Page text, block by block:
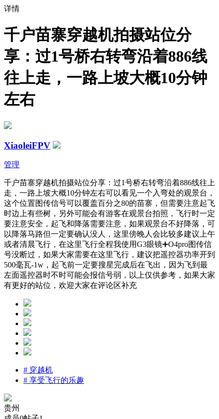
详情
千户苗寨穿越机拍摄站位分
享：过1号桥右转弯沿着886线
往上走，一路上坡大概10分钟
左右
XiaoleiFPV
管理
千户苗寨穿越机拍摄站位分享：过1号桥右转弯沿着886线往上
走，一路上坡大概10分钟左右可以看见一个入弯处的观景台，
这个位置图传信号可以覆盖百分之80的苗寨，但需要注意起飞
时边上有些树，另外可能会有游客在观景台拍照，飞行时一定
要注意安全，起飞和降落需要注意，如果观景台不好降落，可
以降落马路但一定要确认没人，这里傍晚人会比较多建议上午
或者清晨飞行，在这里飞行全程我使用G3眼镜➕O4pro图传信
号没断过，如果大家需要在这里飞行，建议把遥控器功率开到
500毫瓦-1w，起飞前一定要搜星完成后在飞出，因为飞到最
左面遥控器时不时可能会报信号弱，以上仅供参考，如果大家
有更好的站位，欢迎大家在评论区补充
# 穿越机
# 享受飞行的乐趣
贵州